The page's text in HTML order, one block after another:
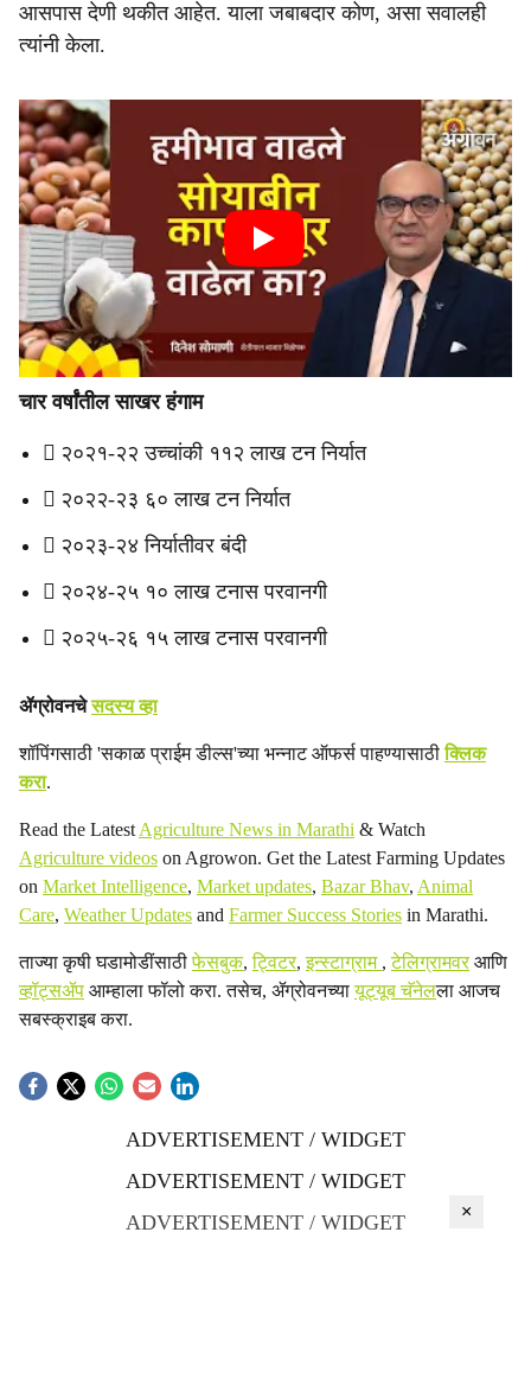
आसपास देणी थकीत आहेत. याला जबाबदार कोण, असा सवालही
त्यांनी केला.
चार वर्षांतील साखर हंगाम
 २०२१-२२ उच्चांकी ११२ लाख टन निर्यात
 २०२२-२३ ६० लाख टन निर्यात
 २०२३-२४ निर्यातीवर बंदी
 २०२४-२५ १० लाख टनास परवानगी
 २०२५-२६ १५ लाख टनास परवानगी
ॲग्रोवनचेसदस्य व्हा
शॉपिंगसाठी 'सकाळ प्राईम डील्स'च्या भन्नाट ऑफर्स पाहण्यासाठीक्लिक
करा.
Read the Latest Agriculture News in Marathi & Watch
Agriculture videos on Agrowon. Get the Latest Farming Updates
on Market Intelligence, Market updates, Bazar Bhav, Animal
Care, Weather Updates and Farmer Success Stories in Marathi.
ताज्या कृषी घडामोडींसाठीफेसबुक,ट्विटर,इन्स्टाग्राम ,टेलिग्रामवरआणि
व्हॉट्सॲप आम्हाला फॉलो करा. तसेच, ॲग्रोवनच्यायूट्यूब चॅनेलला आजच
सबस्क्राइब करा.
ADVERTISEMENT / WIDGET
ADVERTISEMENT / WIDGET
ADVERTISEMENT / WIDGET
×